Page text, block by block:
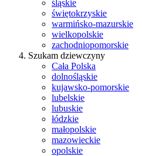
śląskie
świętokrzyskie
warmińsko-mazurskie
wielkopolskie
zachodniopomorskie
Szukam dziewczyny
Cała Polska
dolnośląskie
kujawsko-pomorskie
lubelskie
lubuskie
łódzkie
małopolskie
mazowieckie
opolskie